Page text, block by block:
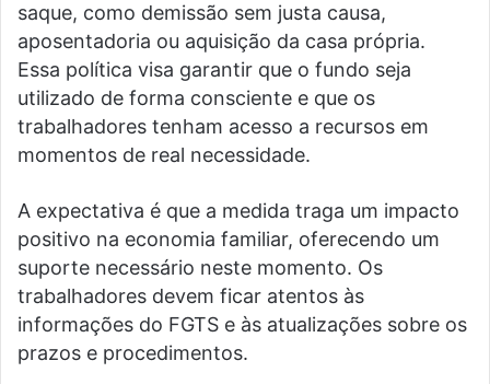
saque, como demissão sem justa causa,
aposentadoria ou aquisição da casa própria.
Essa política visa garantir que o fundo seja
utilizado de forma consciente e que os
trabalhadores tenham acesso a recursos em
momentos de real necessidade.
A expectativa é que a medida traga um impacto
positivo na economia familiar, oferecendo um
suporte necessário neste momento. Os
trabalhadores devem ficar atentos às
informações do FGTS e às atualizações sobre os
prazos e procedimentos.